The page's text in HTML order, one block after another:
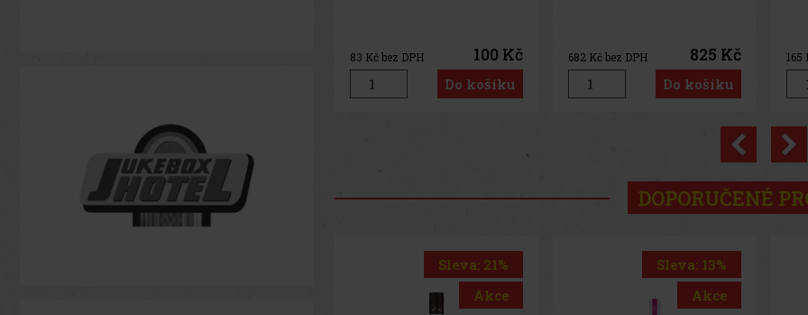
682Kč bez DPH 825 Kč
Do košíku
165 Kč bez DPH 200 Kč
Do košíku
310
Previous
DOPORUČENÉ
Sleva: 13%
Akce
Sleva: 19%
Akce